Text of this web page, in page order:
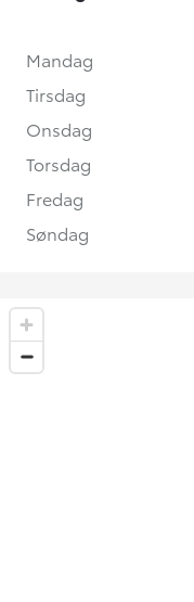
Mandag
Tirsdag
Onsdag
Torsdag
Fredag
Søndag